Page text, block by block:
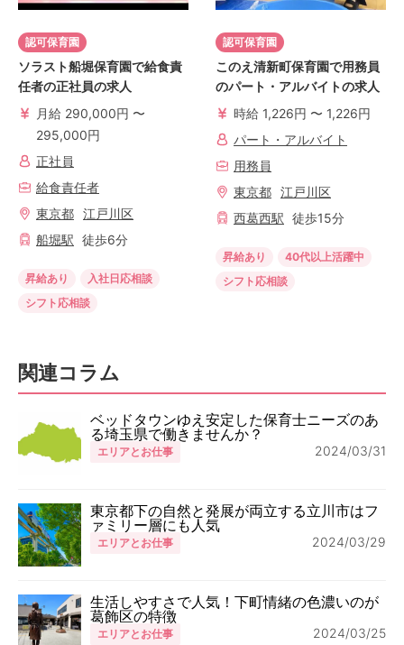
認可保育園
ソラスト船堀保育園で給食責
任者の正社員の求人
月給 290,000円 〜
295,000円
正社員
給食責任者
東京都 江戸川区
船堀駅 徒歩6分
昇給あり
入社日応相談
シフト応相談
認可保育園
このえ清新町保育園で用務員
のパート・アルバイトの求人
時給 1,226円 〜 1,226円
パート・アルバイト
用務員
東京都 江戸川区
西葛西駅 徒歩15分
昇給あり
40代以上活躍中
シフト応相談
関連コラム
ベッドタウンゆえ安定した保育士ニーズのあ
る埼玉県で働きませんか？
エリアとお仕事 2024/03/31
東京都下の自然と発展が両立する立川市はフ
ァミリー層にも人気
エリアとお仕事 2024/03/29
生活しやすさで人気！下町情緒の色濃いのが
葛飾区の特徴
エリアとお仕事 2024/03/25